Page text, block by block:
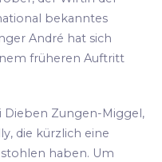
bekanntes
André hat sich
früheren Auftritt
Dieben Zungen-Miggel,
die kürzlich eine
haben. Um